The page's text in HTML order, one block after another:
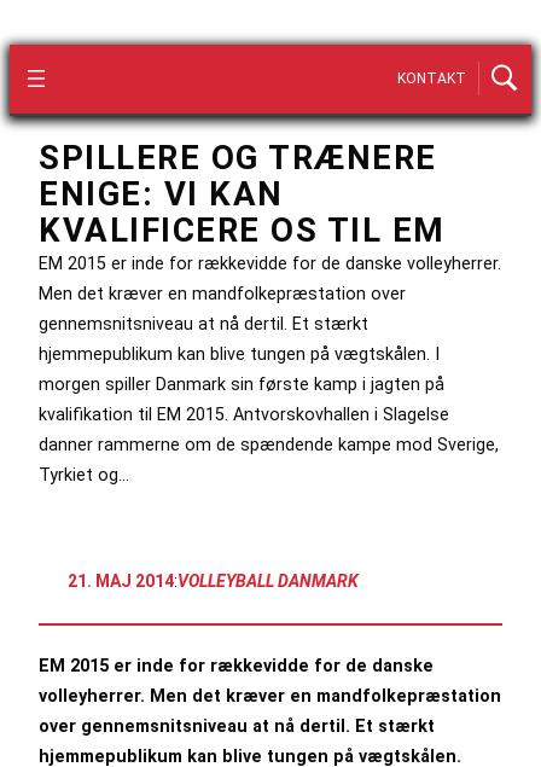
KONTAKT
SPILLERE OG TRÆNERE
ENIGE: VI KAN
KVALIFICERE OS TIL EM
EM 2015 er inde for rækkevidde for de danske volleyherrer.
Men det kræver en mandfolkepræstation over
gennemsnitsniveau at nå dertil. Et stærkt
hjemmepublikum kan blive tungen på vægtskålen. I
morgen spiller Danmark sin første kamp i jagten på
kvalifikation til EM 2015. Antvorskovhallen i Slagelse
danner rammerne om de spændende kampe mod Sverige,
Tyrkiet og…
21. MAJ 2014:VOLLEYBALL DANMARK
EM 2015 er inde for rækkevidde for de danske
volleyherrer. Men det kræver en mandfolkepræstation
over gennemsnitsniveau at nå dertil. Et stærkt
hjemmepublikum kan blive tungen på vægtskålen.